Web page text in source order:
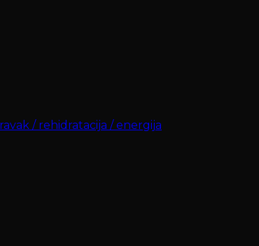
/ rehidratacija / energija